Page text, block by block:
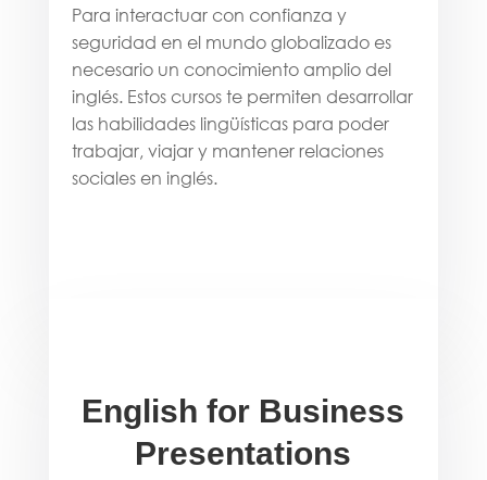
Para interactuar con confianza y
seguridad en el mundo globalizado es
necesario un conocimiento amplio del
inglés. Estos cursos te permiten desarrollar
las habilidades lingüísticas para poder
trabajar, viajar y mantener relaciones
sociales en inglés.
English for Business
Presentations